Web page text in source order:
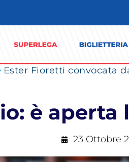
Ester Fioretti convocata
è
23 Ottobre